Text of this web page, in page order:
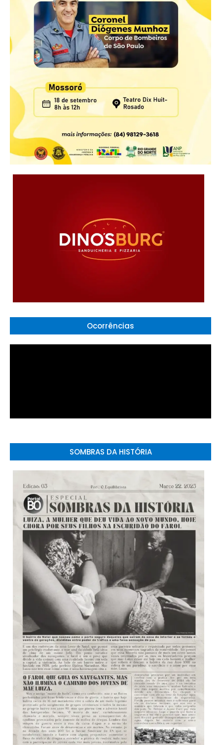
Ocorrências
SOMBRAS DA HISTÓRIA